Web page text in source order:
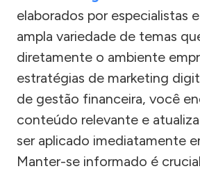
elaborados por especialistas
ampla variedade de temas
diretamente o ambiente
estratégias de marketing
de gestão financeira, você
conteúdo relevante e
ser aplicado imediatamente
Manter-se informado é